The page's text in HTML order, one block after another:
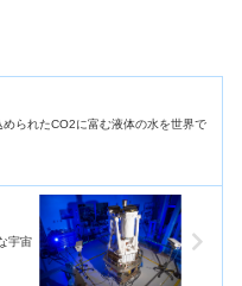
ト...
められたCO2に富む液体の水を世界で
宇宙